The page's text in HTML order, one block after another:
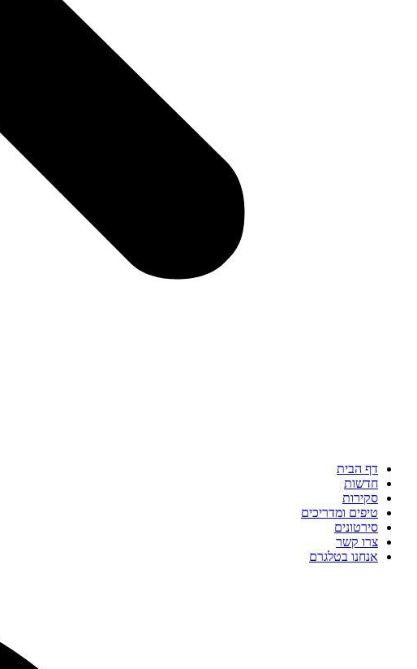
דף הבית
חדשות
סקירות
טיפים ומדריכים
סירטונים
צרו קשר
אנחנו בטלגרם